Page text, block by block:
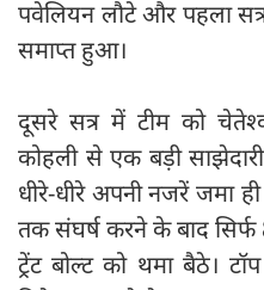
पवेलियन लौटे और पहला सत्र
समाप्त हुआ।
दूसरे सत्र में टीम को
कोहली से एक बड़ी
धीरे-धीरे अपनी नजरें जमा
तक संघर्ष करने के बाद
ट्रेंट बोल्ट को थमा बैठे।